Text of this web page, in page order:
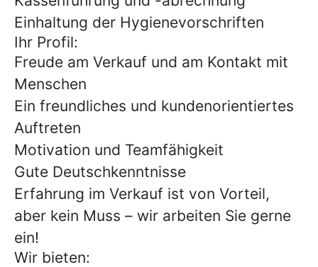
Einhaltung der Hygienevorschriften
Ihr Profil:
Freude am Verkauf und am Kontakt mit
Menschen
Ein freundliches und kundenorientiertes
Auftreten
Motivation und Teamfähigkeit
Gute Deutschkenntnisse
Erfahrung im Verkauf ist von Vorteil,
aber kein Muss – wir arbeiten Sie gerne
ein!
Wir bieten: